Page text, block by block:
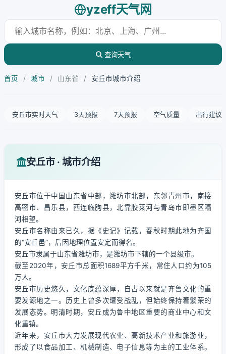
yzeff天气网
查询天气
首页 / 城市 / 山东省 / 安丘市城市介绍
安丘市实时天气 3天预报 7天预报 空气质量 出行建议
安丘市 · 城市介绍
安丘市位于中国山东省中部，潍坊市北部，东邻青州市，南接
高密市、昌乐县，西连临朐县，北靠胶莱河与青岛市即墨区隔
河相望。
安丘市名称由来已久，据《史记》记载，春秋时期此地为齐国
的“安丘邑”，后因地理位置安定而得名。
安丘市隶属于山东省潍坊市，是潍坊市下辖的一个县级市。
截至2020年，安丘市总面积1689平方千米，常住人口约为105
万人。
安丘市历史悠久，文化底蕴深厚，自古以来就是齐鲁文化的重
要发源地之一。历史上曾多次遭受战乱，但始终保持着繁荣的
发展态势。明清时期，安丘成为鲁中地区重要的商业中心和文
化重镇。
近年来，安丘市大力发展现代农业、高新技术产业和旅游业，
形成了以食品加工、机械制造、电子信息等为主的工业体系。